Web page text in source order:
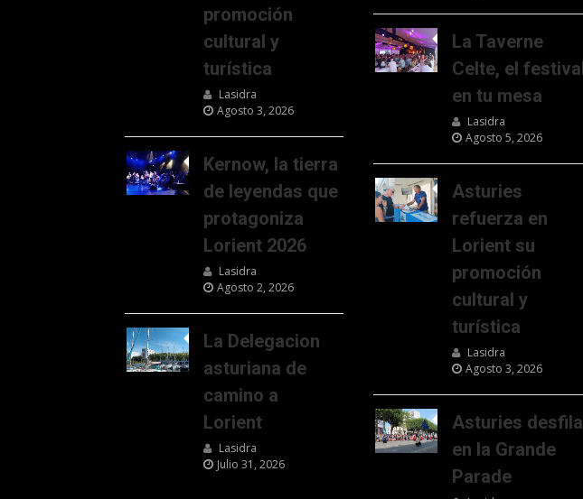
promoción
cultural y
turística
Lasidra
Agosto 3, 2026
Kernow, la tierra
de leyendas que
protagoniza
Lorient 2026
Lasidra
Agosto 2, 2026
La Delegacion
asturiana de
camino a
Lorient
Lasidra
Julio 31, 2026
La Taverne
Celte, el festival
en tu mesa
Lasidra
Agosto 5, 2026
Asturies
refuerza en
Lorient su
promoción
cultural y
turística
Lasidra
Agosto 3, 2026
Asturies desfila
en la Grande
Parade